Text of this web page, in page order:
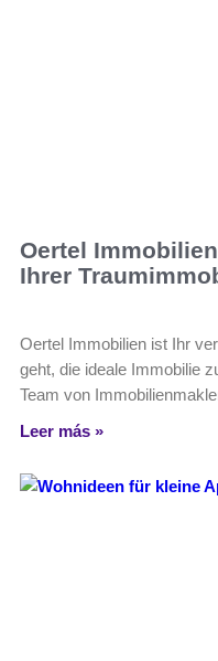
Oertel
Ihrer
Oertel Immobilien ist Ihr
geht, die ideale Immobilie
Team von
Leer más »